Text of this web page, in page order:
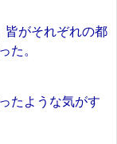
皆がそれぞれの都
た。
たような気がす